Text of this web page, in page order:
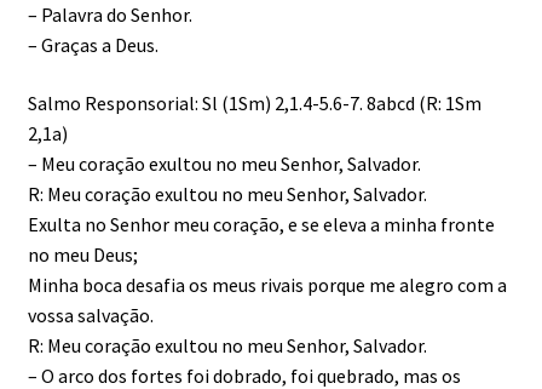
– Palavra do Senhor.
– Graças a Deus.
Salmo Responsorial: Sl (1Sm) 2,1.4-5.6-7. 8abcd (R: 1Sm
2,1a)
– Meu coração exultou no meu Senhor, Salvador.
R: Meu coração exultou no meu Senhor, Salvador.
Exulta no Senhor meu coração, e se eleva a minha fronte
no meu Deus;
Minha boca desafia os meus rivais porque me alegro com a
vossa salvação.
R: Meu coração exultou no meu Senhor, Salvador.
– O arco dos fortes foi dobrado, foi quebrado, mas os